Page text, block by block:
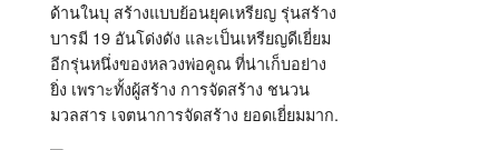
ด้านในบุ สร้างแบบย้อนยุคเหรียญ รุ่นสร้าง
บารมี 19 อันโด่งดัง และเป็นเหรียญดีเยี่ยม
อีกรุ่นหนึ่งของหลวงพ่อคูณ ที่น่าเก็บอย่าง
ยิ่ง เพราะทั้งผู้สร้าง การจัดสร้าง ชนวน
มวลสาร เจตนาการจัดสร้าง ยอดเยี่ยมมาก.